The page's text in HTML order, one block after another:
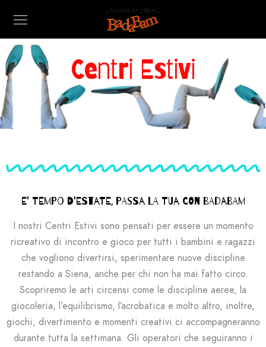
Centri Estivi
E' TEMPO D'ESTATE, PASSA LA TUA CON BADABAM
I nostri Centri Estivi sono pensati per essere un momento
ricreativo di incontro e gioco per tutti i bambini e ragazzi
che vogliono divertirsi, sperimentare nuove discipline
restando a Siena, anche per chi non ha mai fatto circo.
Scopriremo le arti circensi come le discipline aeree, la
giocoleria, l’equilibrismo, l’acrobatica e molto altro, inoltre,
giochi, divertimento e momenti creativi ci accompagneranno
durante tutta la settimana. Gli operatori che seguiranno i